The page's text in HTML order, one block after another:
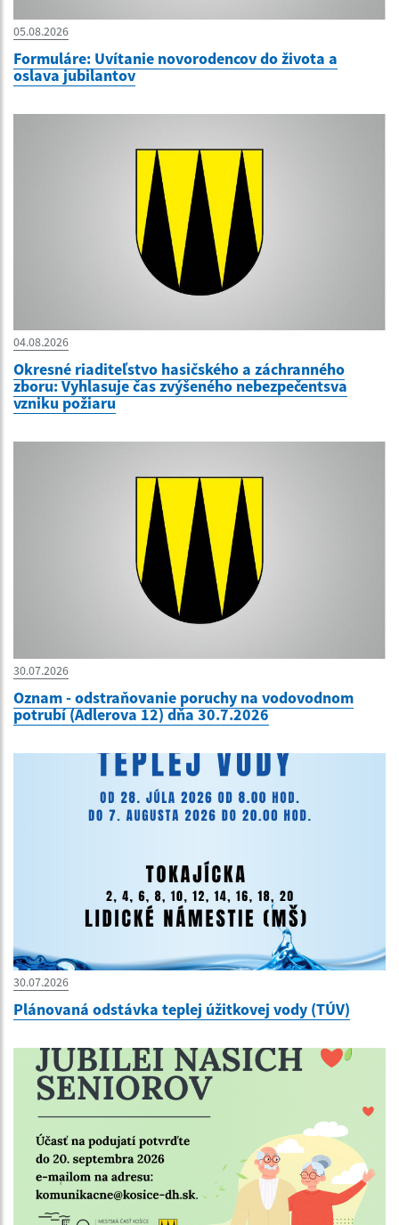
05.08.2026
Formuláre: Uvítanie novorodencov do života a
oslava jubilantov
04.08.2026
Okresné riaditeľstvo hasičského a záchranného
zboru: Vyhlasuje čas zvýšeného nebezpečentsva
vzniku požiaru
30.07.2026
Oznam - odstraňovanie poruchy na vodovodnom
potrubí (Adlerova 12) dňa 30.7.2026
30.07.2026
Plánovaná odstávka teplej úžitkovej vody (TÚV)